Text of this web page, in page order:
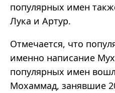
популярных имен
Лука и Артур.
Отмечается, что
именно написание
популярных имен
Мохаммад, занявшие